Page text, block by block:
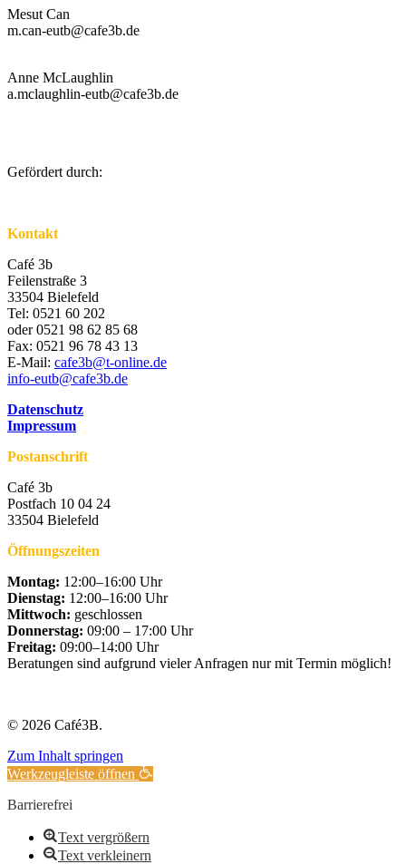
Mesut Can
m.can-eutb@cafe3b.de
Anne McLaughlin
a.mclaughlin-eutb@cafe3b.de
Gefördert durch:
Kontakt
Café 3b
Feilenstraße 3
33504 Bielefeld
Tel: 0521 60 202
oder 0521 98 62 85 68
Fax: 0521 96 78 43 13
E-Mail: cafe3b@t-online.de
info-eutb@cafe3b.de
Datenschutz
Impressum
Postanschrift
Café 3b
Postfach 10 04 24
33504 Bielefeld
Öffnungszeiten
Montag: 12:00–16:00 Uhr
Dienstag: 12:00–16:00 Uhr
Mittwoch: geschlossen
Donnerstag: 09:00 – 17:00 Uhr
Freitag: 09:00–14:00 Uhr
Beratungen sind aufgrund vieler Anfragen nur mit Termin möglich!
© 2026 Café3B.
Zum Inhalt springen
Werkzeugleiste öffnen
Barrierefrei
Text vergrößern
Text verkleinern